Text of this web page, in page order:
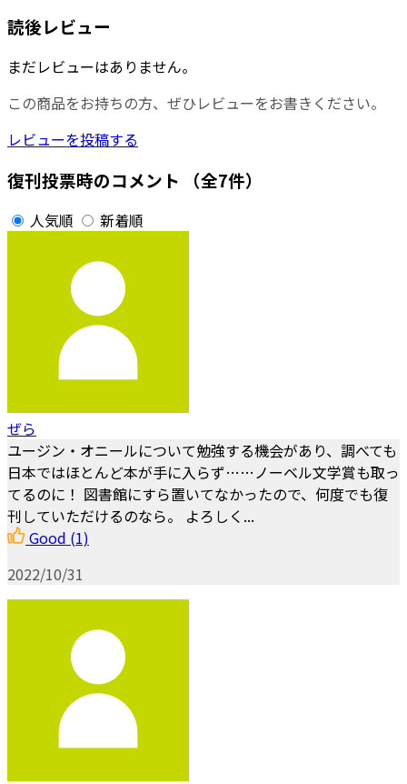
読後レビュー
まだレビューはありません。
この商品をお持ちの方、ぜひレビューをお書きください。
レビューを投稿する
復刊投票時のコメント （全7件）
人気順 新着順
ぜら
ユージン・オニールについて勉強する機会があり、調べても
日本ではほとんど本が手に入らず……ノーベル文学賞も取っ
てるのに！ 図書館にすら置いてなかったので、何度でも復
刊していただけるのなら。 よろしく...
Good (1)
2022/10/31